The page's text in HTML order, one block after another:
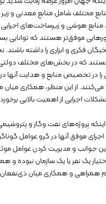
مختلف شامل منابع معدنی و زیر
منابع هوشی و زیرساخت‌های اجرایی
موفق‌تر هستند که توانایی
فکری و ابزاری را داشته باشند.
هستند که در بخش‌های مختلف
در تخصیص منابع و هدایت آنها
از این منظر، همکاری میان
اجرایی از اهمیت بالایی
اینکه پروژه‌های نفت وگاز و
موفق آنها در گرو عوامل
جوانب و مدیریت کردن عوامل
یک نفر یا یک سازمان‌ نبوده و
همراهی و همکاری میان ذی‌نفعان